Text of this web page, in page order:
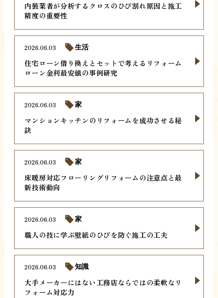
内装業者が分析するクロスのひび割れ原因と施工
精度の重要性
住宅ローン借り換えとセットで考えるリフォーム
ローン金利最安値の事例研究
2026.06.03 生活
マンションキッチンのリフォームを成功させる秘
訣
2026.06.03 家
床暖房対応フローリングリフォームの注意点と最
新技術動向
2026.06.03 家
職人の技に学ぶ壁紙のひびを防ぐ施工の工夫
2026.06.03 家
大手メーカーにはない工務店ならではの柔軟なリ
フォーム対応力
2026.06.03 知識